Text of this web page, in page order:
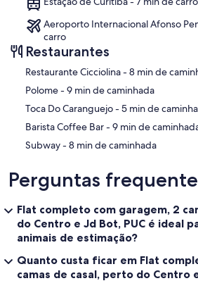
Aeroporto Internacional Afonso
carro
Restaurantes
‪Restaurante Cicciolina - ‬8 min de
‪Polome - ‬9 min de caminhada
‪Toca Do Caranguejo - ‬5 min de
‪Barista Coffee Bar - ‬9 min de
‪Subway - ‬8 min de caminhada
Perguntas
Flat completo com garagem, 2
do Centro e Jd Bot, PUC é ideal
animais de estimação?
Quanto custa ficar em Flat
camas de casal, perto do Centro